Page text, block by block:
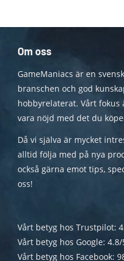
Om oss
GameManiacs är en
branschen och god
hobbyrelaterat. Vårt
vara nöjd med det du
Då vi själva är mycket
alltid följa med på nya
också gärna emot tips,
oss!
Vårt betyg hos Trustpilot:
Vårt betyg hos Google: 4.8/
Vårt betyg hos Facebook: